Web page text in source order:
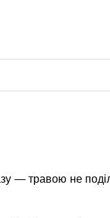
— травою не